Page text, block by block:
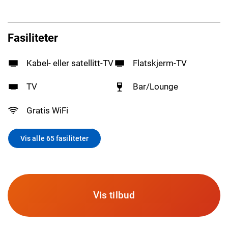
Fasiliteter
Kabel- eller satellitt-TV Flatskjerm-TV
TV Bar/Lounge
Gratis WiFi
Vis alle 65 fasiliteter
Vis tilbud